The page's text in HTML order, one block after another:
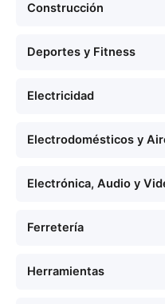
Construcción
Deportes y Fitness
Electricidad
Electrodomésticos y
Electrónica, Audio y
Ferretería
Herramientas